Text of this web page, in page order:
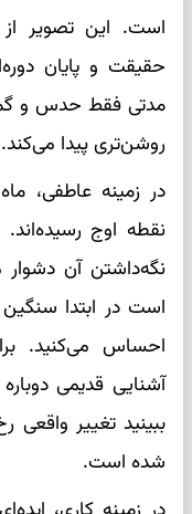
است. این تصویر
حقیقت و پایان
مدتی فقط حدس و
روشن‌تری پیدا می‌کند.
در زمینه عاطفی،
نقطه اوج رسیده‌اند.
نگه‌داشتن آن
است در ابتدا
احساس می‌کنید.
آشنایی قدیمی
ببینید تغییر
شده است.